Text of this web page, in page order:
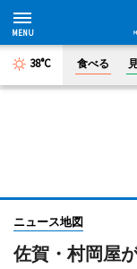
38°C 食べる
ニュース地図
佐賀・村岡屋